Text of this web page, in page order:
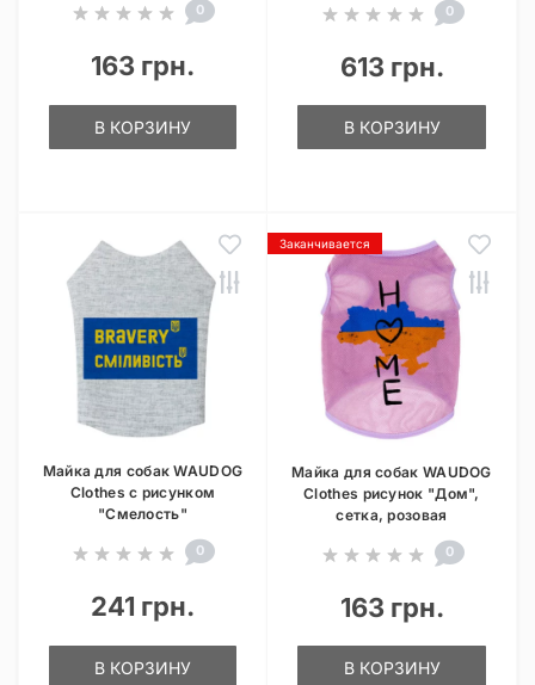
0
163 грн.
В КОРЗИНУ
0
613 грн.
В КОРЗИНУ
Майка для собак WAUDOG
Clothes с рисунком
"Смелость"
0
241 грн.
В КОРЗИНУ
Заканчивается
Майка для собак WAUDOG
Clothes рисунок "Дом",
сетка, розовая
0
163 грн.
В КОРЗИНУ